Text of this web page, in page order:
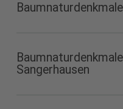
7,32 MB)
Sangerhausen